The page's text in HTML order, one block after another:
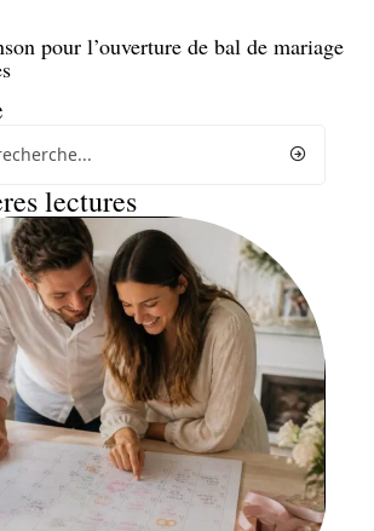
pour l’ouverture de bal de mariage
lectures